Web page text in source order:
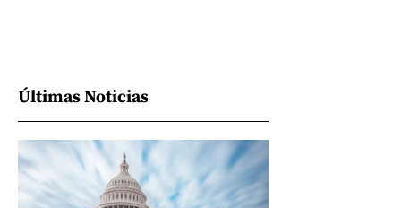
Últimas Noticias